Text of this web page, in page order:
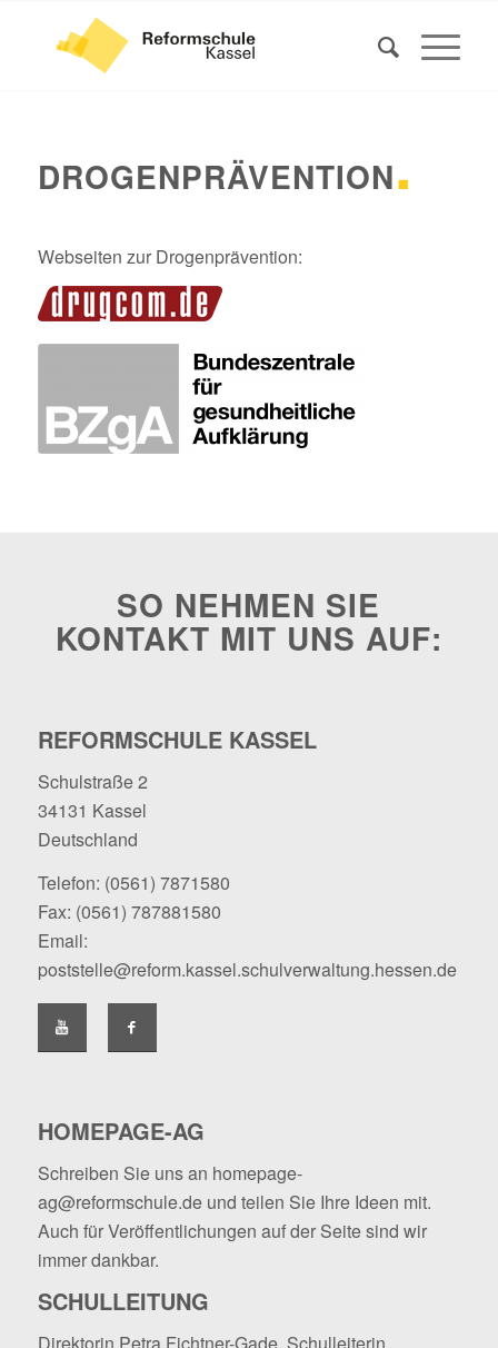
DROGENPRÄVENTION.
Webseiten zur Drogenprävention:
SO NEHMEN SIE
KONTAKT MIT UNS AUF:
REFORMSCHULE KASSEL
Schulstraße 2
34131 Kassel
Deutschland
Telefon: (0561) 7871580
Fax: (0561) 787881580
Email:
poststelle@reform.kassel.schulverwaltung.hessen.de
HOMEPAGE-AG
Schreiben Sie uns an homepage-
ag@reformschule.deund teilen Sie Ihre Ideen mit.
Auch für Veröffentlichungen auf der Seite sind wir
immer dankbar.
SCHULLEITUNG
Direktorin Petra Fichtner-Gade, Schulleiterin